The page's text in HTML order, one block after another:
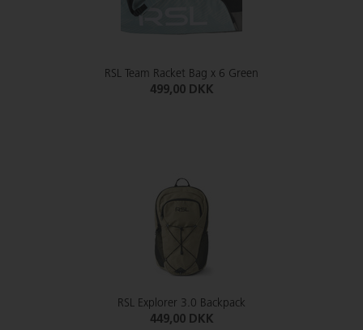
RSL Team Racket Bag x 6 Green
499,00 DKK
RSL Explorer 3.0 Backpack
449,00 DKK